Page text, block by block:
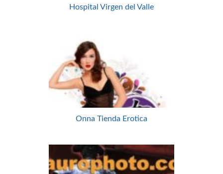
Hospital Virgen del Valle
Onna Tienda Erotica